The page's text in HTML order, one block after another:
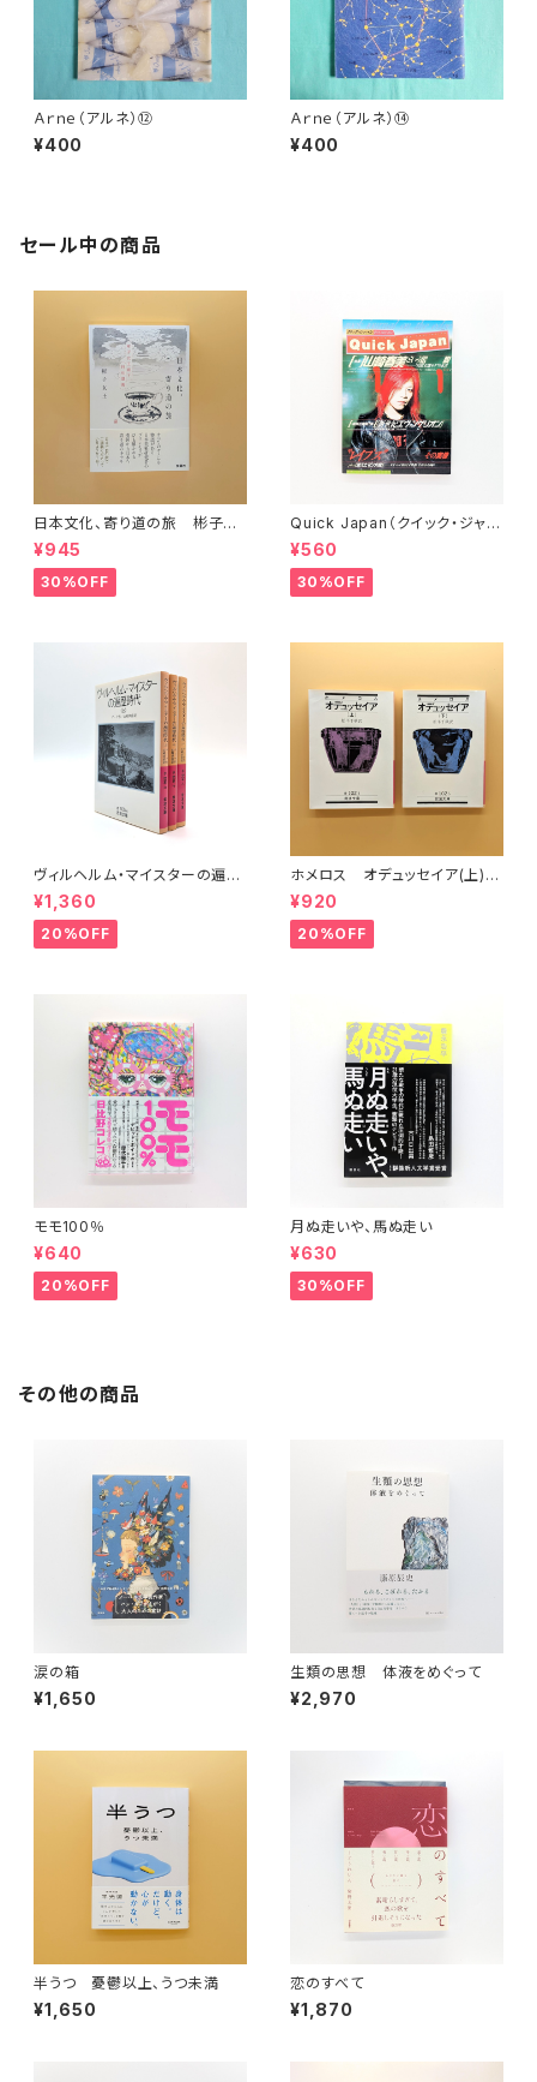
Ａｒｎｅ（アルネ）⑫
¥400
Ａｒｎｅ（アルネ）⑭
¥400
セール中の商品
日本文化、寄り道の旅 彬子女
王殿下特別講義
¥945
30%OFF
Quick Japan（クイック・ジャパ
ン）Vol.11
¥560
30%OFF
ヴィルヘルム・マイスターの遍歴
時代 (上)(中)(下)（岩波文庫）
¥1,360
20%OFF
ホメロス オデュッセイア(上)
(下) （岩波文庫）
¥920
20%OFF
モモ100％
¥640
20%OFF
月ぬ走いや、馬ぬ走い
¥630
30%OFF
その他の商品
涙の箱
¥1,650
生類の思想 体液をめぐって
¥2,970
半うつ 憂鬱以上、うつ未満
¥1,650
恋のすべて
¥1,870